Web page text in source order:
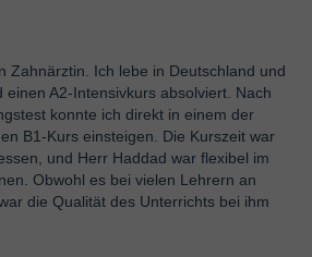
Zahnärztin. Ich lebe in Deutschland und
einen A2-Intensivkurs absolviert. Nach
konnte ich direkt in einem der
B1-Kurs einsteigen. Die Kurszeit war
und Herr Haddad war flexibel im
Obwohl es bei vielen Lehrern an
die Qualität des Unterrichts bei ihm